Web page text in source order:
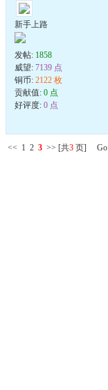
新手上路
发帖: 1858
威望: 7139 点
铜币: 2122 枚
贡献值: 0 点
好评度: 0 点
<< 1 2 3 >> [共3 页] Go